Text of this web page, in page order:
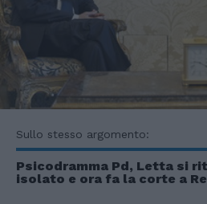
Sullo stesso argomento:
Psicodramma Pd, Letta si
isolato e ora fa la corte a